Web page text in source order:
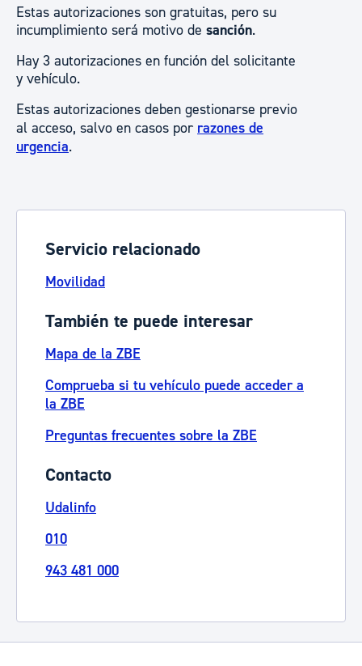
Estas autorizaciones son gratuitas, pero su
incumplimiento será motivo de sanción.
Hay 3 autorizaciones en función del solicitante
y vehículo.
Estas autorizaciones deben gestionarse previo
al acceso, salvo en casos por razones de
urgencia.
Servicio relacionado
Movilidad
También te puede interesar
Mapa de la ZBE
Comprueba si tu vehículo puede acceder a
la ZBE
Preguntas frecuentes sobre la ZBE
Contacto
Udalinfo
010
943 481 000